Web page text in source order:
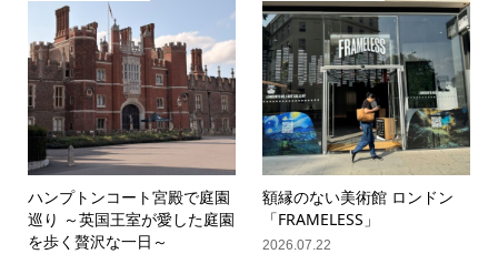
ハンプトンコート宮殿で庭園
巡り ～英国王室が愛した庭園
を歩く贅沢な一日～
額縁のない美術館 ロンドン
「FRAMELESS」
2026.07.22